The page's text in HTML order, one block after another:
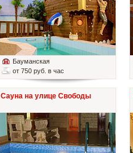
Бауманская
от 750 руб. в час
Сауна на улице Свободы